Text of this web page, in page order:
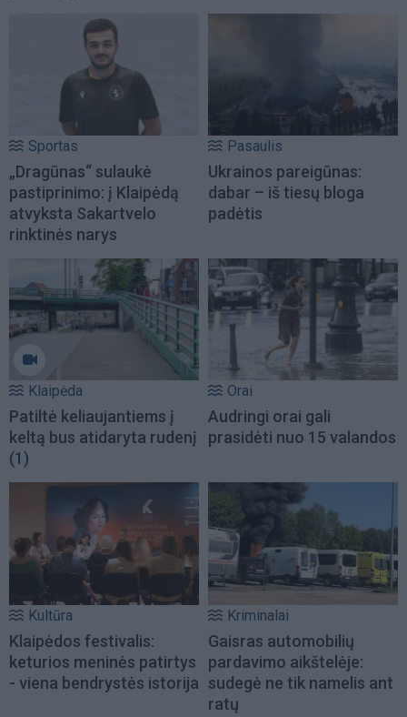
Sportas
„Dragūnas“ sulaukė
pastiprinimo: į Klaipėdą
atvyksta Sakartvelo
rinktinės narys
Pasaulis
Ukrainos pareigūnas:
dabar – iš tiesų bloga
padėtis
Klaipėda
Patiltė keliaujantiems į
keltą bus atidaryta rudenį
(1)
Orai
Audringi orai gali
prasidėti nuo 15 valandos
Kultūra
Klaipėdos festivalis:
keturios meninės patirtys
- viena bendrystės istorija
Kriminalai
Gaisras automobilių
pardavimo aikštelėje:
sudegė ne tik namelis ant
ratų